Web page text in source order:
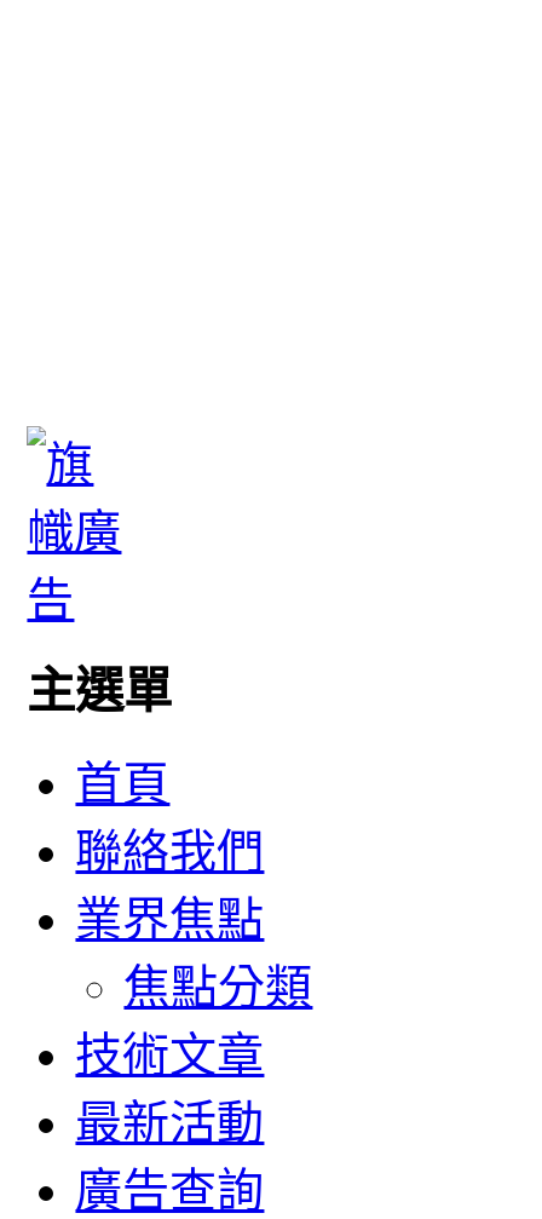
主選單
首頁
聯絡我們
業界焦點
焦點分類
技術文章
最新活動
廣告查詢